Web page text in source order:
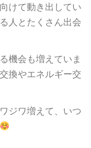
けて動き出してい
人とたくさん出会
機会も増えていま
換やエネルギー交
ジワ増えて、いつ